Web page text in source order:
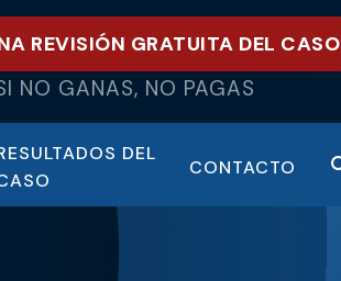
REVISIÓN GRATUITA DEL CASO
NO GANAS, NO PAGAS
DEL
CONTACTO